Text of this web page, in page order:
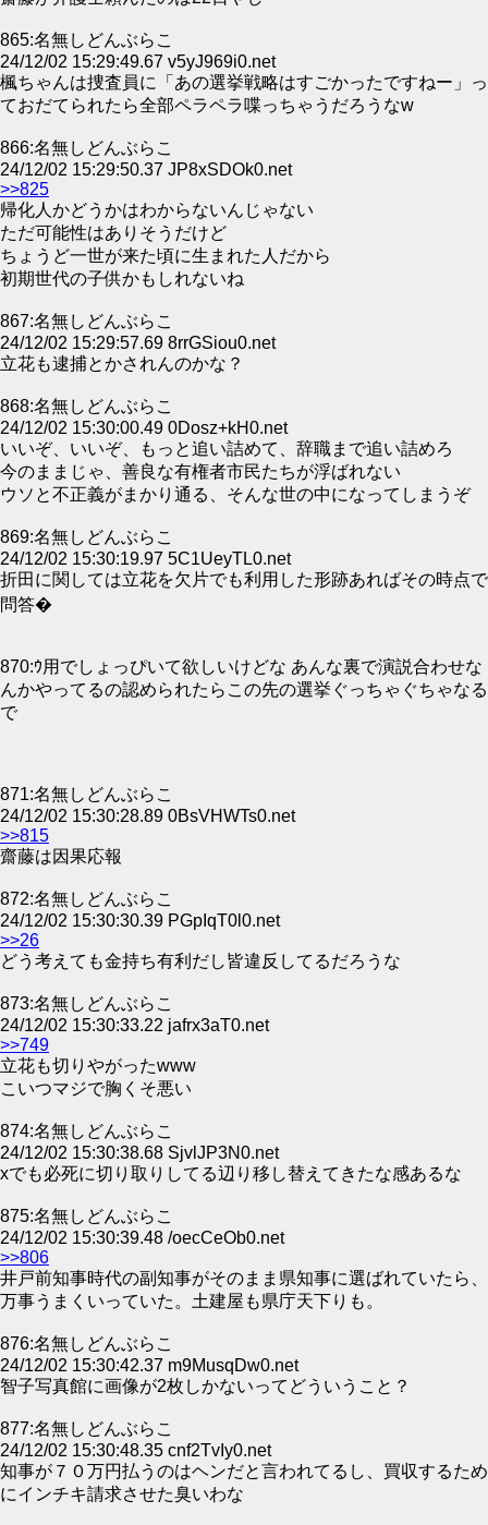
865:名無しどんぶらこ
24/12/02 15:29:49.67 v5yJ969i0.net
楓ちゃんは捜査員に「あの選挙戦略はすごかったですねー」っ
ておだてられたら全部ペラペラ喋っちゃうだろうなw
866:名無しどんぶらこ
24/12/02 15:29:50.37 JP8xSDOk0.net
>>825
帰化人かどうかはわからないんじゃない
ただ可能性はありそうだけど
ちょうど一世が来た頃に生まれた人だから
初期世代の子供かもしれないね
867:名無しどんぶらこ
24/12/02 15:29:57.69 8rrGSiou0.net
立花も逮捕とかされんのかな？
868:名無しどんぶらこ
24/12/02 15:30:00.49 0Dosz+kH0.net
いいぞ、いいぞ、もっと追い詰めて、辞職まで追い詰めろ
今のままじゃ、善良な有権者市民たちが浮ばれない
ウソと不正義がまかり通る、そんな世の中になってしまうぞ
869:名無しどんぶらこ
24/12/02 15:30:19.97 5C1UeyTL0.net
折田に関しては立花を欠片でも利用した形跡あればその時点で
問答�
870:ｳ用でしょっぴいて欲しいけどな あんな裏で演説合わせな
んかやってるの認められたらこの先の選挙ぐっちゃぐちゃなる
で
871:名無しどんぶらこ
24/12/02 15:30:28.89 0BsVHWTs0.net
>>815
齋藤は因果応報
872:名無しどんぶらこ
24/12/02 15:30:30.39 PGpIqT0l0.net
>>26
どう考えても金持ち有利だし皆違反してるだろうな
873:名無しどんぶらこ
24/12/02 15:30:33.22 jafrx3aT0.net
>>749
立花も切りやがったwww
こいつマジで胸くそ悪い
874:名無しどんぶらこ
24/12/02 15:30:38.68 SjvlJP3N0.net
xでも必死に切り取りしてる辺り移し替えてきたな感あるな
875:名無しどんぶらこ
24/12/02 15:30:39.48 /oecCeOb0.net
>>806
井戸前知事時代の副知事がそのまま県知事に選ばれていたら、
万事うまくいっていた。土建屋も県庁天下りも。
876:名無しどんぶらこ
24/12/02 15:30:42.37 m9MusqDw0.net
智子写真館に画像が2枚しかないってどういうこと？
877:名無しどんぶらこ
24/12/02 15:30:48.35 cnf2TvIy0.net
知事が７０万円払うのはヘンだと言われてるし、買収するため
にインチキ請求させた臭いわな